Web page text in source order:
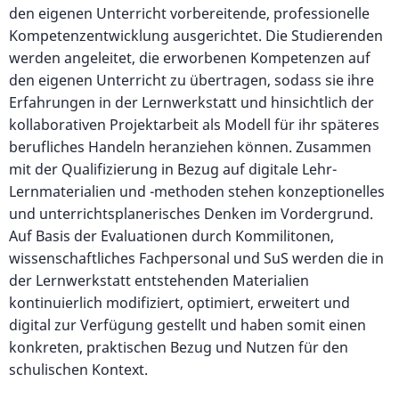
den eigenen Unterricht vorbereitende, professionelle
Kompetenzentwicklung ausgerichtet. Die Studierenden
werden angeleitet, die erworbenen Kompetenzen auf
den eigenen Unterricht zu übertragen, sodass sie ihre
Erfahrungen in der Lernwerkstatt und hinsichtlich der
kollaborativen Projektarbeit als Modell für ihr späteres
berufliches Handeln heranziehen können. Zusammen
mit der Qualifizierung in Bezug auf digitale Lehr-
Lernmaterialien und -methoden stehen konzeptionelles
und unterrichtsplanerisches Denken im Vordergrund.
Auf Basis der Evaluationen durch Kommilitonen,
wissenschaftliches Fachpersonal und SuS werden die in
der Lernwerkstatt entstehenden Materialien
kontinuierlich modifiziert, optimiert, erweitert und
digital zur Verfügung gestellt und haben somit einen
konkreten, praktischen Bezug und Nutzen für den
schulischen Kontext.